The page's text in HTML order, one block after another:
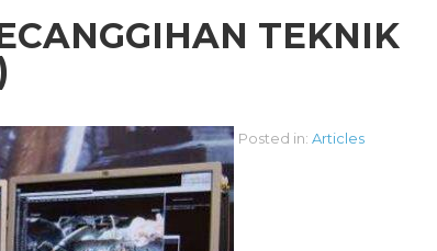
TEKNIK
Posted in: Articles